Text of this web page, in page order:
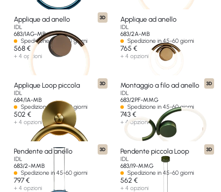
3D
Applique ad anello
IDL
683/1AG-MB
Spedizione in 45-60 giorni
568 €
+ 4 opzioni
Applique ad anello
IDL
683/2A-MB
Spedizione in 45-60 giorni
765 €
+ 4 opzioni
3D
Applique Loop piccola
IDL
684/1A-MB
Spedizione in 45-60 giorni
502 €
+ 4 opzioni
3D
Montaggio a filo ad anello
IDL
683/2PF-MMG
Spedizione in 45-60 giorni
743 €
+ 4 opzioni
3D
Pendente ad anello
IDL
683/2-MMB
Spedizione in 45-60 giorni
797 €
+ 4 opzioni
3D
Pendente piccola Loop
IDL
683/19-MMG
Spedizione in 45-60 giorni
562 €
+ 4 opzioni